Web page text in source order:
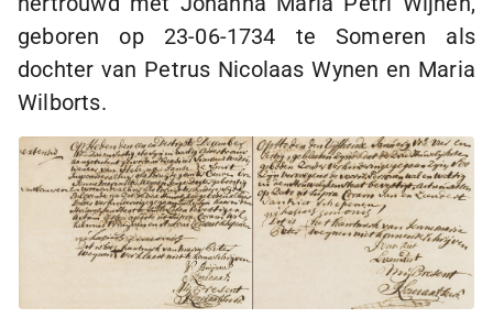
geboren op 23-06-1734 te Someren als
dochter van Petrus Nicolaas Wynen en Maria
Wilborts.